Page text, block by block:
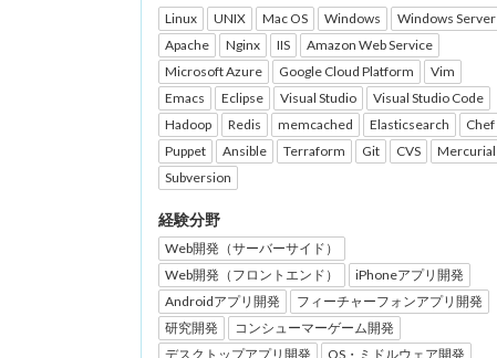
Linux UNIX Mac OS Windows
Windows Server
Apache
Nginx IIS
Amazon Web Service
Microsoft Azure
Google Cloud Platform
Vim
Emacs
Eclipse Visual Studio
Visual Studio Code
Hadoop
Redis memcached Elasticsearch
Chef
Puppet
Ansible Terraform Git CVS
Mercurial
Subversion
経験分野
Web開発（サーバーサイド）
Web開発（フロントエンド）
iPhoneアプリ開発
Androidアプリ開発
フィーチャーフォンアプリ開発
研究開発
コンシューマーゲーム開発
デスクトップアプリ開発
OS・ミドルウェア開発